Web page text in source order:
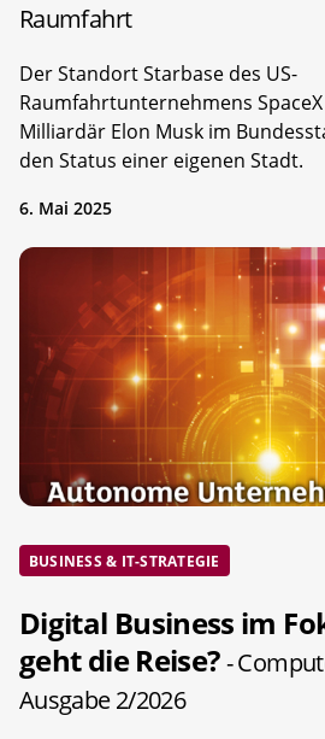
Raumfahrt
Der Standort Starbase des US-
Raumfahrtunternehmens
Milliardär Elon Musk im
den Status einer eigenen Stadt.
6. Mai 2025
BUSINESS & IT-STRATEGIE
Digital Business im
geht die Reise?-
Ausgabe 2/2026